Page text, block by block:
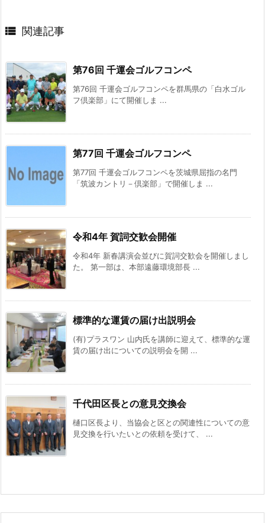
 関連記事
第76回 千運会ゴルフコンペ
第76回 千運会ゴルフコンペを群馬県の「白水ゴル
フ倶楽部」にて開催しま ...
第77回 千運会ゴルフコンペ
第77回 千運会ゴルフコンペを茨城県屈指の名門
「筑波カントリ－倶楽部」で開催しま ...
令和4年 賀詞交歓会開催
令和4年 新春講演会並びに賀詞交歓会を開催しまし
た。 第一部は、本部遠藤環境部長 ...
標準的な運賃の届け出説明会
(有)プラスワン 山内氏を講師に迎えて、標準的な運
賃の届け出についての説明会を開 ...
千代田区長との意見交換会
樋口区長より、当協会と区との関連性についての意
見交換を行いたいとの依頼を受けて、 ...